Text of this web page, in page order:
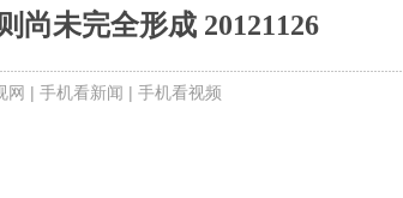
尚未完全形成 20121126
网 | 手机看新闻 | 手机看视频